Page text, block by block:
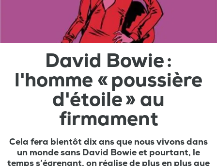
David Bowie :
l'homme « poussière
d'étoile » au
firmament
Cela fera bientôt dix ans que nous vivons dans
un monde sans David Bowie et pourtant, le
temps s’égrenant, on réalise de plus en plus que